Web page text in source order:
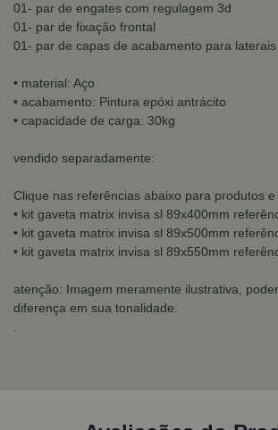
01- par de engates com regulagem 3d
01- par de fixação frontal
01- par de capas de acabamento para laterais
• material: Aço
• acabamento: Pintura epóxi antrácito
• capacidade de carga: 30kg
vendido separadamente:
Clique nas referências abaixo para produtos
• kit gaveta matrix invisa sl 89x400mm
• kit gaveta matrix invisa sl 89x500mm
• kit gaveta matrix invisa sl 89x550mm
atenção: Imagem meramente ilustrativa,
diferença em sua tonalidade.